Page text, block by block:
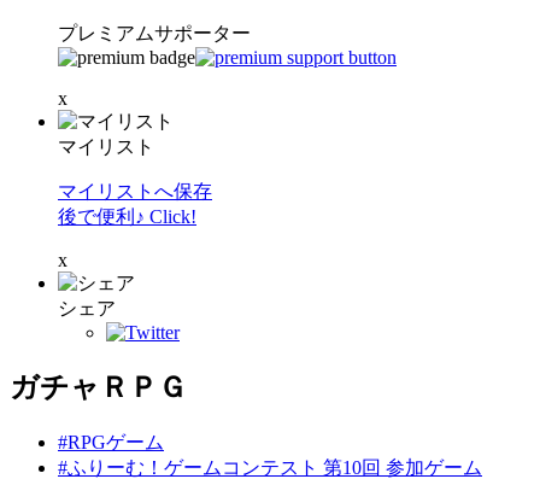
プレミアムサポーター
x
マイリスト
マイリストへ保存
後で便利♪ Click!
x
シェア
ガチャＲＰＧ
#RPGゲーム
#ふりーむ！ゲームコンテスト 第10回 参加ゲーム